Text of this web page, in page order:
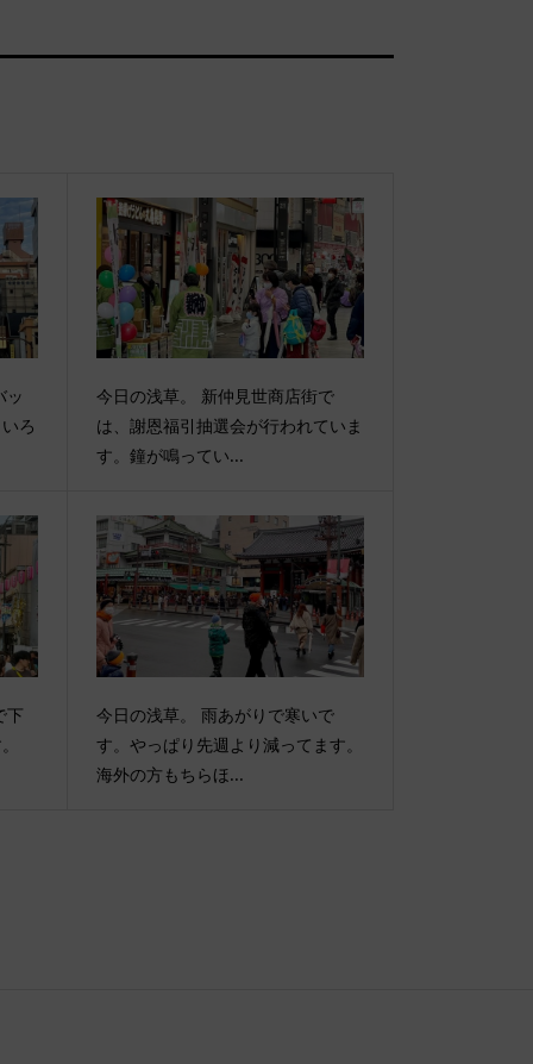
ッ
ろ
今日の浅草。 新仲見世商店街で
は、謝恩福引抽選会が行われていま
す。鐘が鳴ってい...
下
今日の浅草。 雨あがりで寒いで
す。やっぱり先週より減ってます。
海外の方もちらほ...